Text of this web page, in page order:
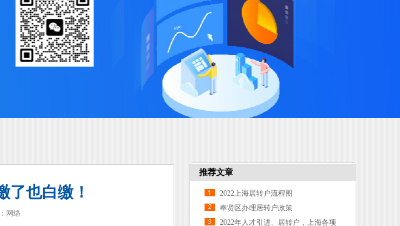
了也白缴！
网络
推荐文章
2022上海居转户流程图
奉贤区办理居转户政策
2022年人才引进、居转户，上海各项